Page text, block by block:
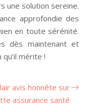
une solution sereine.
approfondie des
en toute sérénité.
dès maintenant et
mérite !
avis honnête sur
assurance santé